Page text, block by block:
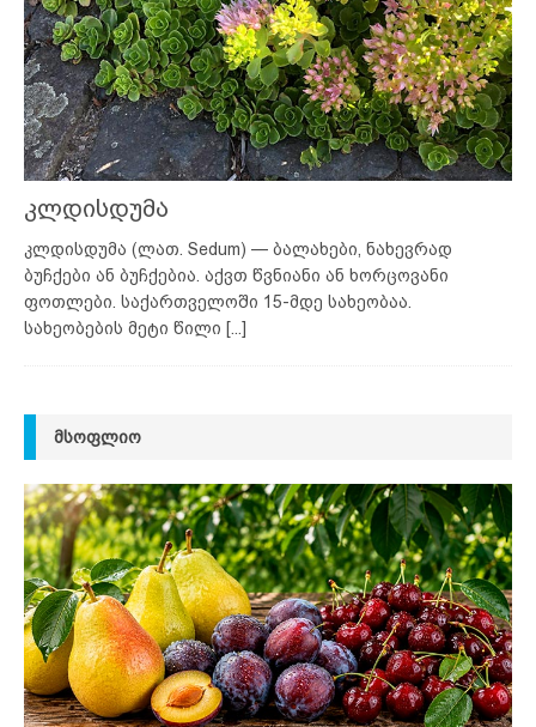
კლდისდუმა
კლდისდუმა (ლათ. Sedum) — ბალახები, ნახევრად
ბუჩქები ან ბუჩქებია. აქვთ წვნიანი ან ხორცოვანი
ფოთლები. საქართველოში 15-მდე სახეობაა.
სახეობების მეტი წილი [...]
ᲛᲡᲝᲤᲚᲘᲝ